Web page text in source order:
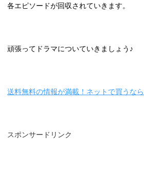
各エピソードが回収されていきます。
頑張ってドラマについていきましょう♪
送料無料の情報が満載！ネットで買うな
スポンサードリンク